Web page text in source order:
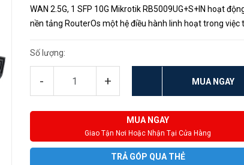
WAN 2.5G, 1 SFP 10G Mikrotik RB5009UG+S+IN hoạt
nền tảng RouterOs một hệ điều hành linh hoạt trong việc
bị n...
Số lượng:
- + MUA NGAY
MUA NGAY
Giao Tận Nơi Hoặc Nhận Tại Cửa Hàng
TRẢ GÓP QUA THẺ